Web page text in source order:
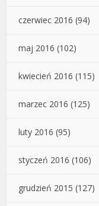
czerwiec 2016 (94)
maj 2016 (102)
kwiecień 2016 (115)
marzec 2016 (125)
luty 2016 (95)
styczeń 2016 (106)
grudzień 2015 (127)